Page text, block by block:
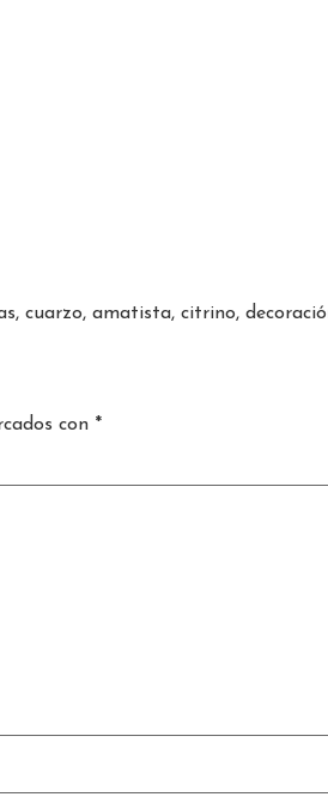
cuarzo, amatista, citrino,
con *